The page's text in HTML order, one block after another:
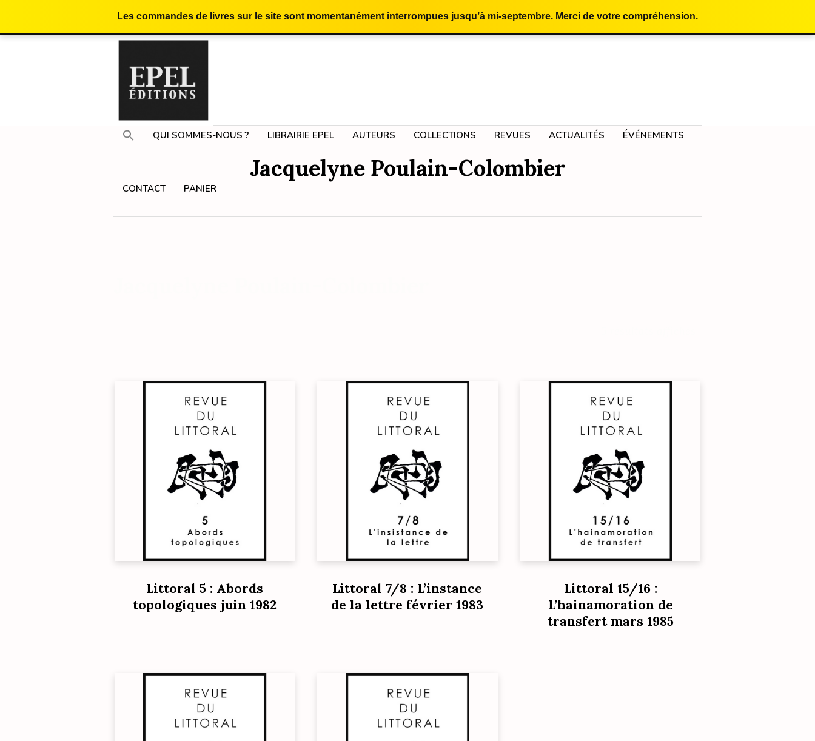
Les commandes de livres sur le site sont momentanément interrompues jusqu’à mi-septembre. Merci de votre compréhension.
QUI SOMMES-NOUS ? LIBRAIRIE EPEL AUTEURS COLLECTIONS REVUES ACTUALITÉS ÉVÉNEMENTS
CONTACT PANIER
Jacquelyne Poulain-Colombier
Littoral 5 : Abords
topologiques juin 1982
Littoral 7/8 : L’instance
de la lettre février 1983
Littoral 15/16 :
L’hainamoration de
transfert mars 1985